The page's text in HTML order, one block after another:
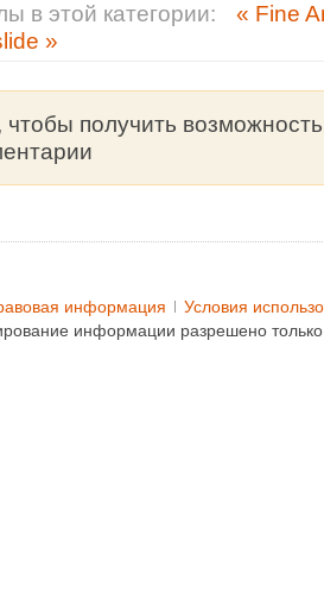
в этой категории:
« Fine
»
чтобы получить возможность
информация
Условия
информации разрешено